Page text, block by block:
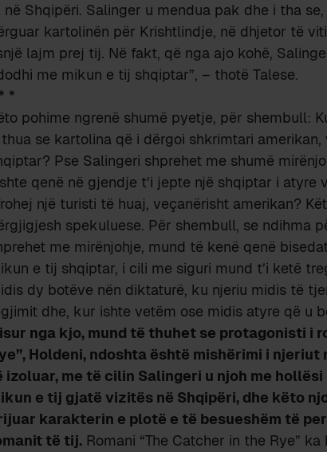
në Shqipëri. Salinger u mendua pak dhe i tha
kartolinën për Krishtlindje, në dhjetor të
lajm prej tij. Në fakt, që nga ajo kohë,
me mikun e tij shqiptar”, – thotë Talese.
*
pohime ngrenë shumë pyetje, për shembull:
se kartolina që i dërgoi shkrimtari
Pse Salingeri shprehet me shumë
qenë në gjendje t’i jepte një shqiptar i atyre
një turisti të huaj, veçanërisht amerikan?
spekuluese. Për shembull, se ndihma
me mirënjohje, mund të kenë qenë
e tij shqiptar, i cili me siguri mund t’i ketë
dy botëve nën diktaturë, ku njeriu midis të
dhe, kur ishte vetëm ose midis atyre që u
nga kjo, mund të thuhet se protagonisti i
Holdeni, ndoshta është mishërimi i
izoluar, me të cilin Salingeri u njoh me
e tij gjatë vizitës në Shqipëri, dhe këto
karakterin e plotë e të besueshëm të
të tij. Romani “The Catcher in the Rye”